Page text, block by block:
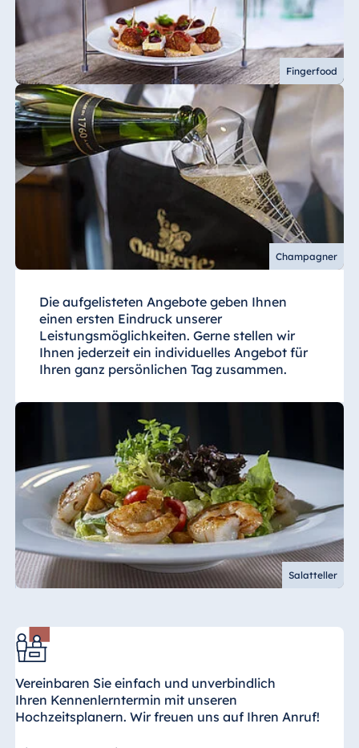
Fingerfood
Champagner
Die aufgelisteten Angebote geben Ihnen
einen ersten Eindruck unserer
Leistungsmöglichkeiten. Gerne stellen wir
Ihnen jederzeit ein individuelles Angebot für
Ihren ganz persönlichen Tag zusammen.
Salatteller
Vereinbaren Sie einfach und unverbindlich
Ihren Kennenlerntermin mit unseren
Hochzeitsplanern. Wir freuen uns auf Ihren Anruf!